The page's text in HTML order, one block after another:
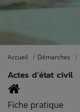
Accueil Démarches
Actes d’état civil
Fiche pratique